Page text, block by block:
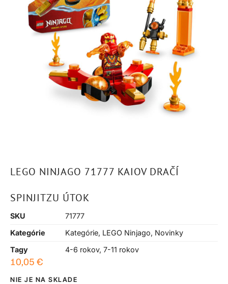
LEGO NINJAGO 71777 KAIOV DRAČÍ
SPINJITZU ÚTOK
SKU
71777
Kategórie
Kategórie, LEGO Ninjago, Novinky
Tagy
4-6 rokov, 7-11 rokov
10,05 €
NIE JE NA SKLADE